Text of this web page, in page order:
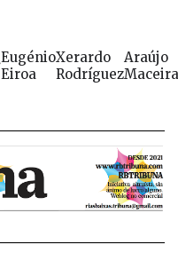
Eugénio
Eiroa
Xerardo
Rodríguez
Araújo
Maceira